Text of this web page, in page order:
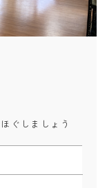
ぐしましょう